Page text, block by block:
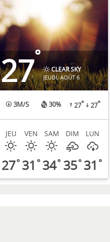
27°
CLEAR SKY
JEUDI, AOÛT 6
3M/S 30% 27° 27°
JEU
27°
VEN
31 °
SAM
34°
DIM
35°
LUN
31 °